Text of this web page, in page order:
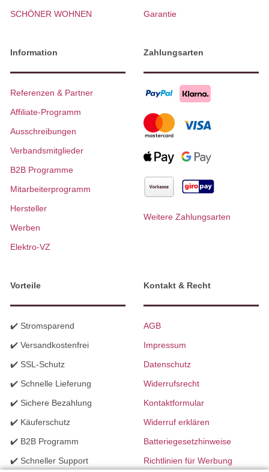
SCHÖNER WOHNEN
Garantie
Information
Referenzen & Partner
Affiliate-Programm
Ausschreibungen
Verbandsmitglieder
B2B Programme
Mitarbeiterprogramm
Hersteller
Werben
Elektro-VZ
Zahlungsarten
Weitere Zahlungsarten
Vorteile
✔️ Stromsparend
✔️ Versandkostenfrei
✔️ SSL-Schutz
✔️ Schnelle Lieferung
✔️ Sichere Bezahlung
✔️ Käuferschutz
✔️ B2B Programm
✔️ Schneller Support
Kontakt & Recht
AGB
Impressum
Datenschutz
Widerrufsrecht
Kontaktformular
Widerruf erklären
Batteriegesetzhinweise
Richtlinien für Werbung